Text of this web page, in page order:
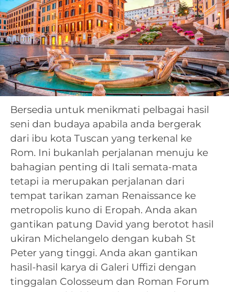
Bersedia untuk menikmati pelbagai hasil
seni dan budaya apabila anda bergerak
dari ibu kota Tuscan yang terkenal ke
Rom. Ini bukanlah perjalanan menuju ke
bahagian penting di Itali semata-mata
tetapi ia merupakan perjalanan dari
tempat tarikan zaman Renaissance ke
metropolis kuno di Eropah. Anda akan
gantikan patung David yang berotot hasil
ukiran Michelangelo dengan kubah St
Peter yang tinggi. Anda akan gantikan
hasil-hasil karya di Galeri Uffizi dengan
tinggalan Colosseum dan Roman Forum